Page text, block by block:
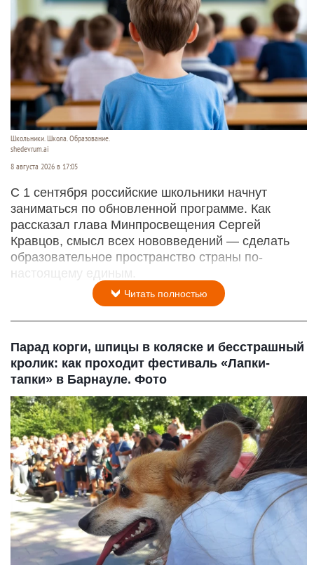
Школьники. Школа. Образование.
shedevrum.ai
8 августа 2026 в 17:05
С 1 сентября российские школьники начнут
заниматься по обновленной программе. Как
рассказал глава Минпросвещения Сергей
Кравцов, смысл всех нововведений — сделать
образовательное пространство страны по-
настоящему единым.
Читать полностью
Парад корги, шпицы в коляске и бесстрашный
кролик: как проходит фестиваль «Лапки-
тапки» в Барнауле. Фото